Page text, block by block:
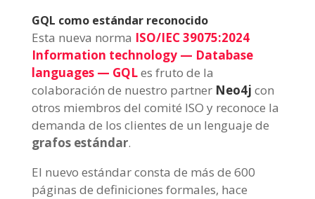
GQL como estándar reconocido
Esta nueva norma ISO/IEC 39075:2024
Information technology — Database
languages — GQLes fruto de la
colaboración de nuestro partner Neo4j con
otros miembros del comité ISO y reconoce la
demanda de los clientes de un lenguaje de
grafos estándar.
El nuevo estándar consta de más de 600
páginas de definiciones formales, hace